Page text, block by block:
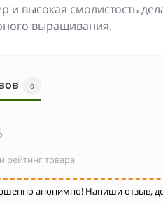
и высокая смолистость
выращивания.
0
рейтинг товара
анонимно! Напиши отзыв,